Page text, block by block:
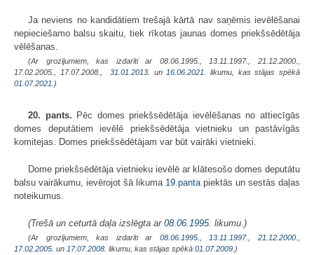
Ja neviens no kandidātiem trešajā kārtā nav saņēmis ievēlēšanai
nepieciešamo balsu skaitu, tiek rīkotas jaunas domes priekšsēdētāja
vēlēšanas.
(Ar grozījumiem, kas izdarīti ar 08.06.1995., 13.11.1997., 21.12.2000.,
17.02.2005., 17.07.2008., 31.01.2013. un 16.06.2021
. likumu, kas stājas spēkā
01.07.2021. )
20. pants. Pēc domes priekšsēdētāja ievēlēšanas no attiecīgās
domes deputātiem ievēlē priekšsēdētāja vietnieku un pastāvīgās
komitejas. Domes priekšsēdētājam var būt vairāki vietnieki.
Dome priekšsēdētāja vietnieku ievēlē ar klātesošo domes deputātu
balsu vairākumu, ievērojot šā likuma 19.pantapiektās un sestās daļas
noteikumus.
(Trešā un ceturtā daļa izslēgta ar 08.06.1995. likumu.)
(Ar grozījumiem, kas izdarīti ar 08.06.1995. 13.11.1997. ,21.12.2000.
17.02.2005. un 17.07.2008 . likumu, kas stājas spēkā 01.07.2009. )